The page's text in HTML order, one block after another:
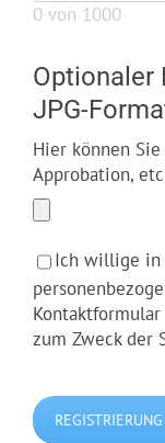
0 von 1000
Optionaler
JPG-
Hier können
Approbation,
Ich willige in
zum Zweck der